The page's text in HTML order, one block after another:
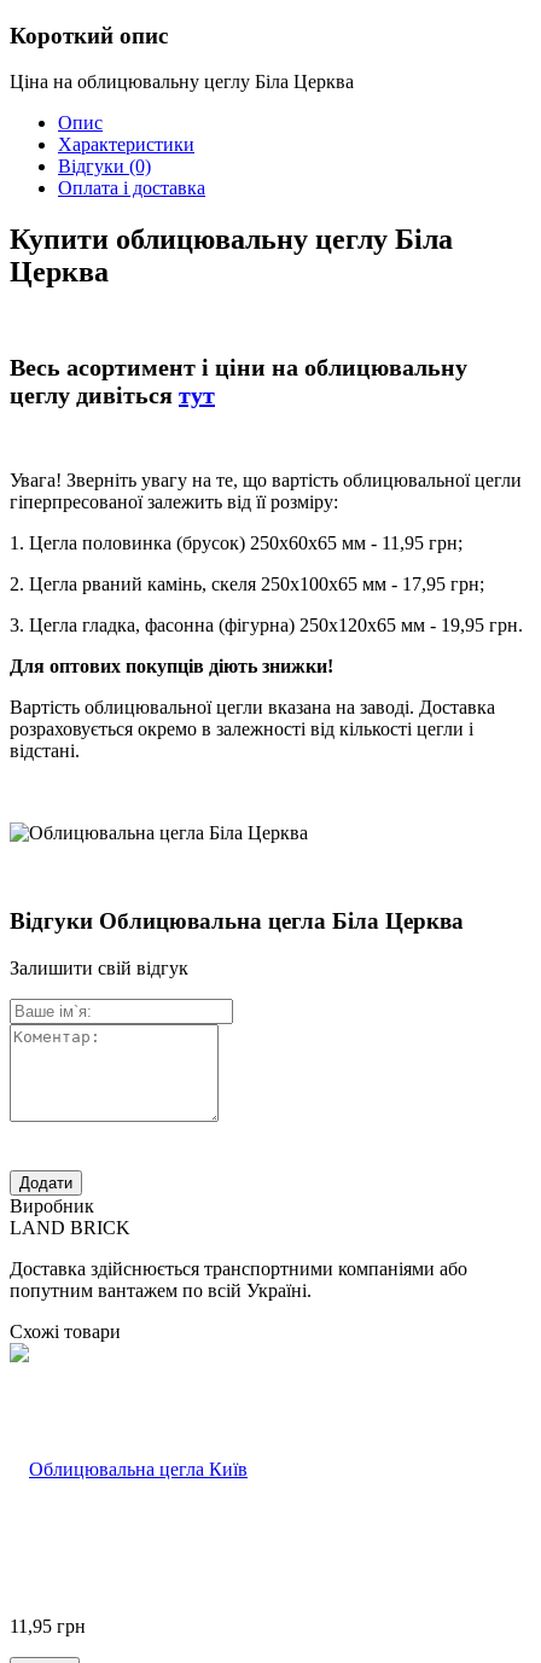
Короткий опис
Ціна на облицювальну цеглу Біла Церква
Опис
Характеристики
Відгуки (0)
Оплата і доставка
Купити облицювальну цеглу Біла
Церква
Весь асортимент і ціни на облицювальну
цеглу дивіться тут
Увага! Зверніть увагу на те, що вартість облицювальної цегли
гіперпресованої залежить від її розміру:
1. Цегла половинка (брусок) 250х60х65 мм - 11,95 грн;
2. Цегла рваний камінь, скеля 250х100х65 мм - 17,95 грн;
3. Цегла гладка, фасонна (фігурна) 250х120х65 мм - 19,95 грн.
Для оптових покупців діють знижки!
Вартість облицювальної цегли вказана на заводі. Доставка
розраховується окремо в залежності від кількості цегли і
відстані.
Відгуки Облицювальна цегла Біла Церква
Залишити свій відгук
Виробник
LAND BRICK
Доставка здійснюється транспортними компаніями або
попутним вантажем по всій Україні.
Схожі товари
11,95 грн